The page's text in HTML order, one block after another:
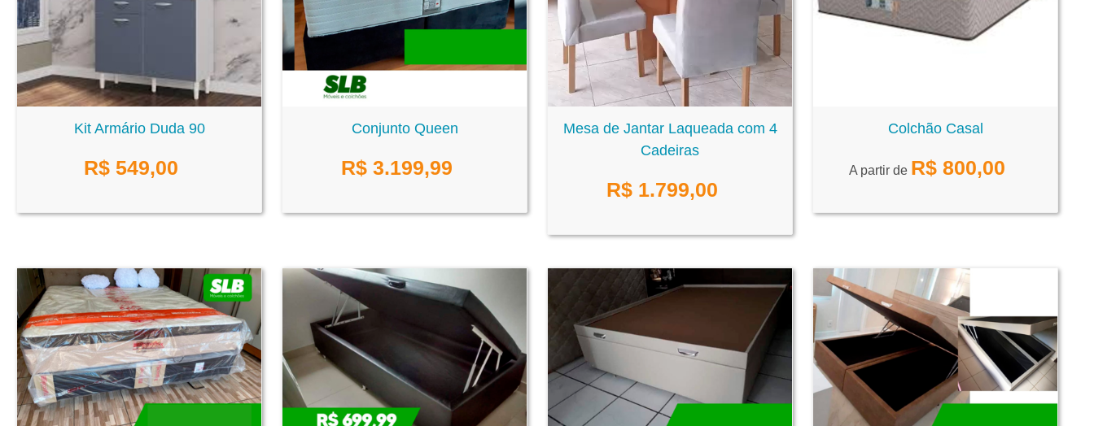
Kit Armário Duda 90
R$ 549,00
Conjunto Queen
R$ 3.199,99
Mesa de Jantar Laqueada com 4
Cadeiras
R$ 1.799,00
Colchão Casal
A partir de R$ 800,00